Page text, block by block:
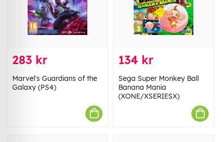
283 kr
Marvel's Guardians of the
Galaxy (PS4)
134 kr
Sega Super Monkey Ball
Banana Mania
(XONE/XSERIESX)